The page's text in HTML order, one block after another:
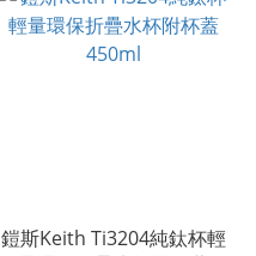
鎧斯Keith Ti3204純鈦杯輕